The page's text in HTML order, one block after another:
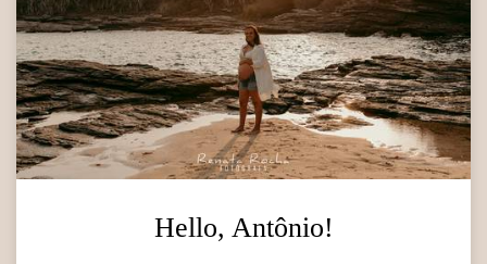
Hello, Antônio!